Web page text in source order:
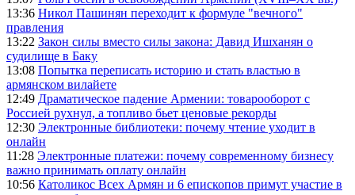
13:36 Никол Пашинян переходит к формуле "вечного"
правления
13:22 Закон силы вместо силы закона: Давид Ишханян о
судилище в Баку
13:08 Попытка переписать историю и стать властью в
армянском вилайете
12:49 Драматическое падение Армении: товарооборот с
Россией рухнул, а топливо бьет ценовые рекорды
12:30 Электронные библиотеки: почему чтение уходит в
онлайн
11:28 Электронные платежи: почему современному бизнесу
важно принимать оплату онлайн
10:56 Католикос Всех Армян и 6 епископов примут участие в